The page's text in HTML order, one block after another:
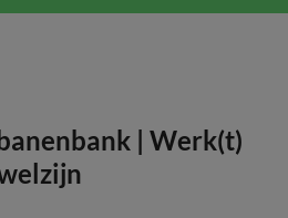
| Werk(t)